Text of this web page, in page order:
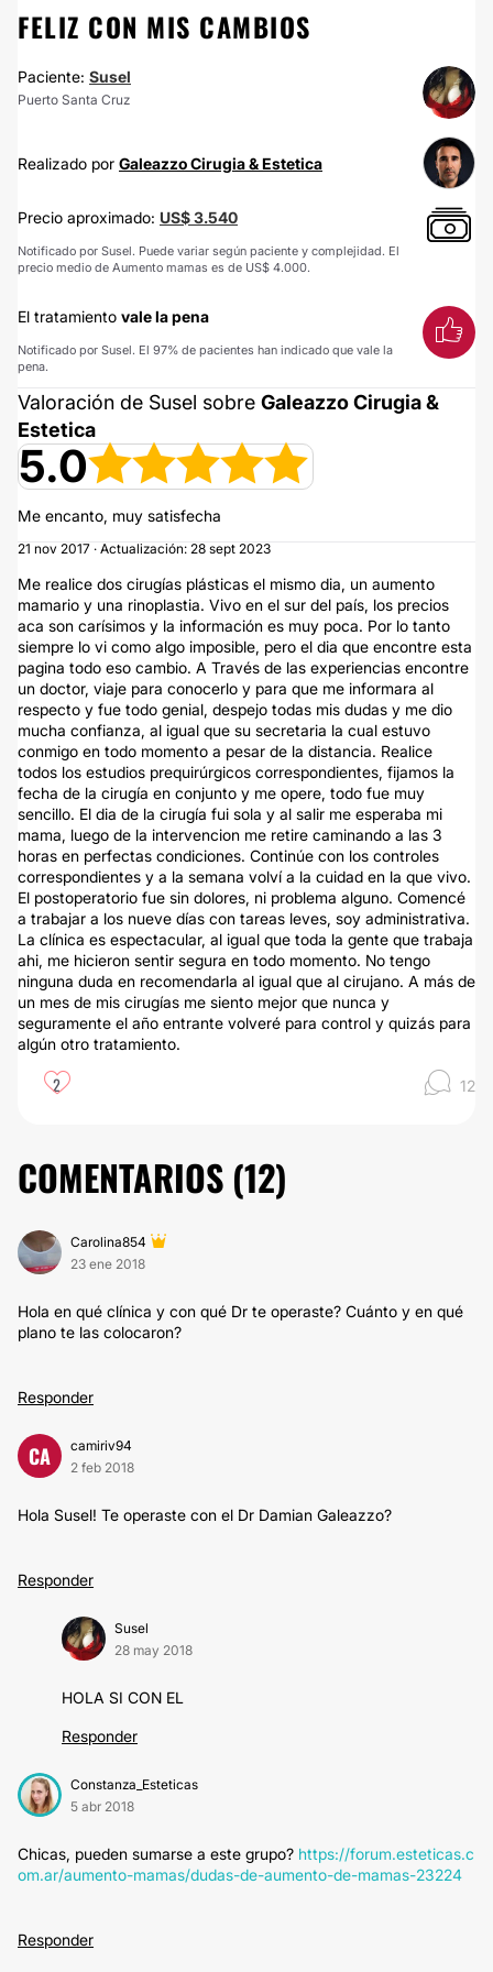
FELIZ CON MIS CAMBIOS
Paciente: Susel
Puerto Santa Cruz
Realizado por Galeazzo Cirugia & Estetica
Precio aproximado: US$ 3.540
Notificado por Susel. Puede variar según paciente y complejidad. El
precio medio de Aumento mamas es de US$ 4.000.
El tratamiento vale la pena
Notificado por Susel. El 97% de pacientes han indicado que vale la
pena.
Valoración de Susel sobre Galeazzo Cirugia &
Estetica
5.0
Me encanto, muy satisfecha
21 nov 2017 · Actualización: 28 sept 2023
Me realice dos cirugías plásticas el mismo dia, un aumento
mamario y una rinoplastia. Vivo en el sur del país, los precios
aca son carísimos y la información es muy poca. Por lo tanto
siempre lo vi como algo imposible, pero el dia que encontre esta
pagina todo eso cambio. A Través de las experiencias encontre
un doctor, viaje para conocerlo y para que me informara al
respecto y fue todo genial, despejo todas mis dudas y me dio
mucha confianza, al igual que su secretaria la cual estuvo
conmigo en todo momento a pesar de la distancia. Realice
todos los estudios prequirúrgicos correspondientes, fijamos la
fecha de la cirugía en conjunto y me opere, todo fue muy
sencillo. El dia de la cirugía fui sola y al salir me esperaba mi
mama, luego de la intervencion me retire caminando a las 3
horas en perfectas condiciones. Continúe con los controles
correspondientes y a la semana volví a la cuidad en la que vivo.
El postoperatorio fue sin dolores, ni problema alguno. Comencé
a trabajar a los nueve días con tareas leves, soy administrativa.
La clínica es espectacular, al igual que toda la gente que trabaja
ahi, me hicieron sentir segura en todo momento. No tengo
ninguna duda en recomendarla al igual que al cirujano. A más de
un mes de mis cirugías me siento mejor que nunca y
seguramente el año entrante volveré para control y quizás para
algún otro tratamiento.
2 12
COMENTARIOS (12)
Carolina854
23 ene 2018
Hola en qué clínica y con qué Dr te operaste? Cuánto y en qué
plano te las colocaron?
Responder
CA
camiriv94
2 feb 2018
Hola Susel! Te operaste con el Dr Damian Galeazzo?
Responder
Susel
28 may 2018
HOLA SI CON EL
Responder
Constanza_Esteticas
5 abr 2018
Chicas, pueden sumarse a este grupo? https://forum.esteticas.c
om.ar/aumento-mamas/dudas-de-aumento-de-mamas-23224
Responder